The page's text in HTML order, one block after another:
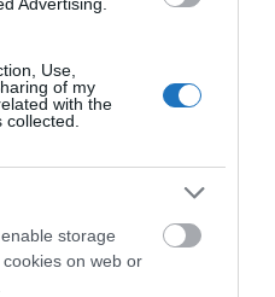
Use,
of my
with the
storage
on web or
ŐRÜLET, A SEA-
Bettina
életet élni,
nagykövete
filmcsillag Gwyneth